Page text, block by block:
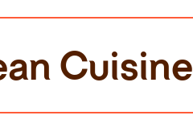
Cuisine